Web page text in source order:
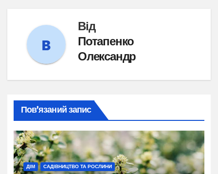
Від
Потапенко
Олександр
Пов’язаний запис
ДІМ САДІВНИЦТВО ТА РОСЛИНИ